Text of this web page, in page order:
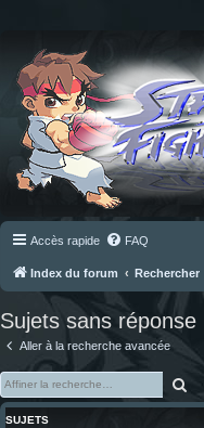
Accès rapide FAQ
Index du forum Rechercher
Sujets sans réponse
Aller à la recherche avancée
SUJETS